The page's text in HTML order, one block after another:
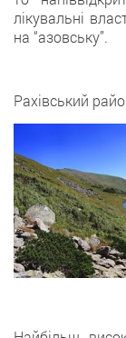
лікувальні
на “азовську”.
Рахівський